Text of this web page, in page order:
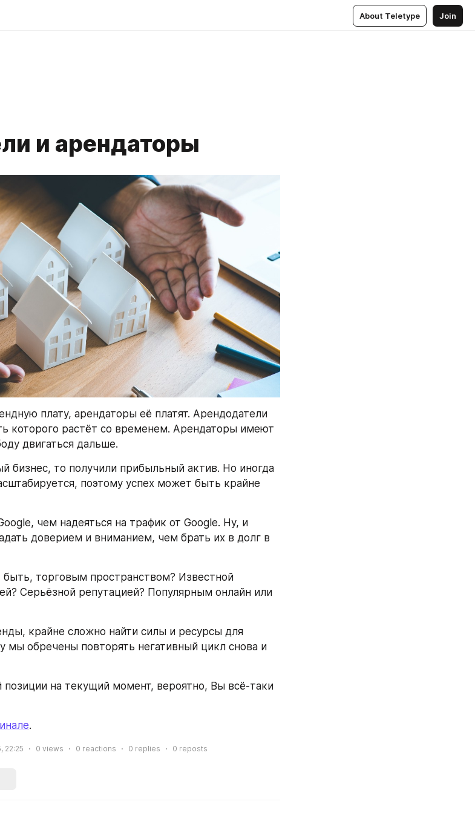
About Teletype Join
и арендаторы
плату, арендаторы её платят. Арендодатели
которого растёт со временем. Арендаторы имеют
двигаться дальше.
бизнес, то получили прибыльный актив. Но иногда
поэтому успех может быть крайне
чем надеяться на трафик от Google. Ну, и
доверием и вниманием, чем брать их в долг в
торговым пространством? Известной
Серьёзной репутацией? Популярным онлайн или
крайне сложно найти силы и ресурсы для
мы обречены повторять негативный цикл снова и
на текущий момент, вероятно, Вы всё-таки
.
22:25 0 views 0 reactions 0 replies 0 reposts